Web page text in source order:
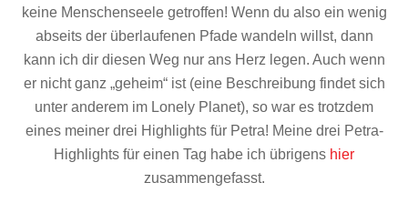
keine Menschenseele getroffen! Wenn du also ein wenig
abseits der überlaufenen Pfade wandeln willst, dann
kann ich dir diesen Weg nur ans Herz legen. Auch wenn
er nicht ganz „geheim“ ist (eine Beschreibung findet sich
unter anderem im Lonely Planet), so war es trotzdem
eines meiner drei Highlights für Petra! Meine drei Petra-
Highlights für einen Tag habe ich übrigens hier
zusammengefasst.